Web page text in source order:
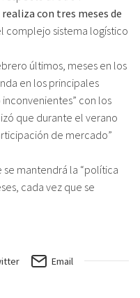
con tres meses de
complejo sistema logístico
últimos, meses en los
en los principales
con los
que durante el verano
de mercado”
mantendrá la “política
cada vez que se
Email